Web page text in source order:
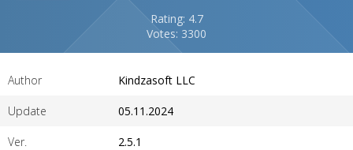
Rating: 4.7
Votes: 3300
Author Kindzasoft LLC
Update 05.11.2024
Ver. 2.5.1